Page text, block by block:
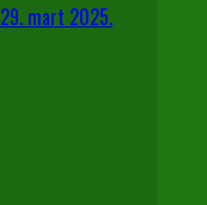
29. mart 2025.